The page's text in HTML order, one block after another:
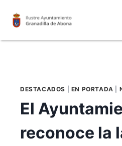
DESTACADOS EN PORTADA
El
reconoce la